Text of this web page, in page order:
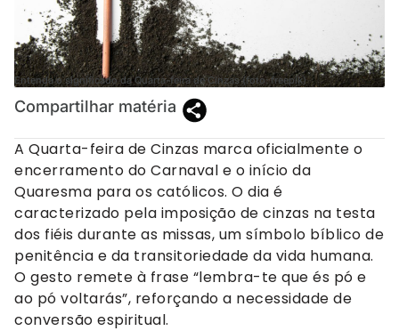
Entenda o significado da Quarta-feira de Cinzas (foto: freepik)
Compartilhar matéria
A Quarta-feira de Cinzas marca oficialmente o
encerramento do Carnaval e o início da
Quaresma para os católicos. O dia é
caracterizado pela imposição de cinzas na testa
dos fiéis durante as missas, um símbolo bíblico de
penitência e da transitoriedade da vida humana.
O gesto remete à frase “lembra-te que és pó e
ao pó voltarás”, reforçando a necessidade de
conversão espiritual.